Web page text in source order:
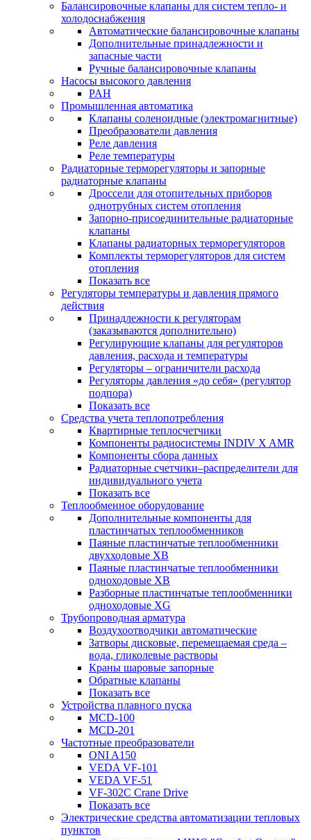
Балансировочные клапаны для систем тепло- и
холодоснабжения
Автоматические балансировочные клапаны
Дополнительные принадлежности и
запасные части
Ручные балансировочные клапаны
Насосы высокого давления
PAH
Промышленная автоматика
Клапаны соленоидные (электромагнитные)
Преобразователи давления
Реле давления
Реле температуры
Радиаторные терморегуляторы и запорные
радиаторные клапаны
Дроссели для отопительных приборов
однотрубных систем отопления
Запорно-присоединительные радиаторные
клапаны
Клапаны радиаторных терморегуляторов
Комплекты терморегуляторов для систем
отопления
Показать все
Регуляторы температуры и давления прямого
действия
Принадлежности к регуляторам
(заказываются дополнительно)
Регулирующие клапаны для регуляторов
давления, расхода и температуры
Регуляторы – ограничители расхода
Регуляторы давления «до себя» (регулятор
подпора)
Показать все
Средства учета теплопотребления
Квартирные теплосчетчики
Компоненты радиосистемы INDIV X AMR
Компоненты сбора данных
Радиаторные счетчики–распределители для
индивидуального учета
Показать все
Теплообменное оборудование
Дополнительные компоненты для
пластинчатых теплообменников
Паяные пластинчатые теплообменники
двухходовые XB
Паяные пластинчатые теплообменники
одноходовые ХВ
Разборные пластинчатые теплообменники
одноходовые ХG
Трубопроводная арматура
Воздухоотводчики автоматические
Затворы дисковые, перемещаемая среда –
вода, гликолевые растворы
Краны шаровые запорные
Обратные клапаны
Показать все
Устройства плавного пуска
MCD-100
MCD-201
Частотные преобразователи
ONI A150
VEDA VF-101
VEDA VF-51
VF-302C Crane Drive
Показать все
Электрические средства автоматизации тепловых
пунктов